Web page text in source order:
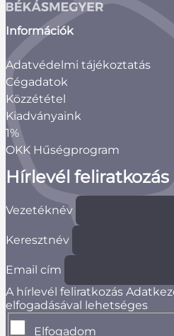
Információk
Adatvédelmi tájékoztatás
Cégadatok
Közzététel
Kiadványaink
1%
OKK Hűségprogram
Hírlevél feliratkozás
Vezetéknév
Keresztnév
Email cím
A hírlevél feliratkozás
elfogadásával lehetséges
Elfogadom